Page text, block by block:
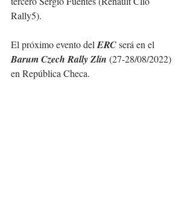
Rally5).
El próximo evento del ERC será en el
Barum Czech Rally Zlín (27-28/08/2022)
en República Checa.